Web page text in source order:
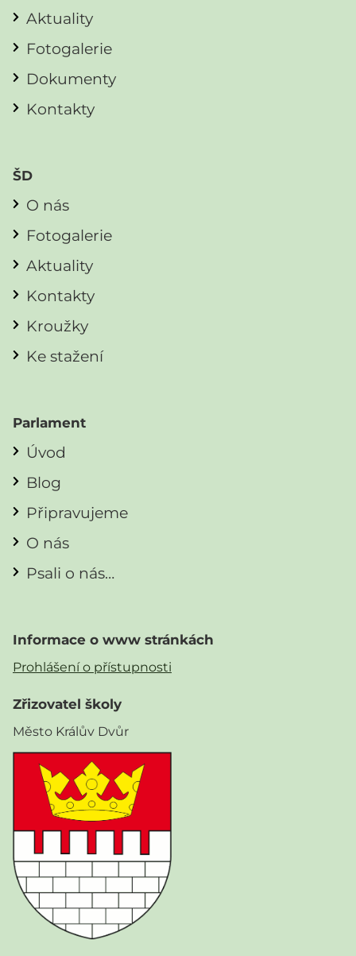
Aktuality
Fotogalerie
Dokumenty
Kontakty
ŠD
O nás
Fotogalerie
Aktuality
Kontakty
Kroužky
Ke stažení
Parlament
Úvod
Blog
Připravujeme
O nás
Psali o nás…
Informace o www stránkách
Prohlášení o přístupnosti
Zřizovatel školy
Město Králův Dvůr